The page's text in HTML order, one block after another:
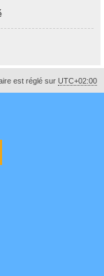
est réglé sur UTC+02:00